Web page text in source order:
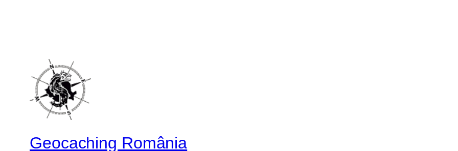
Geocaching România